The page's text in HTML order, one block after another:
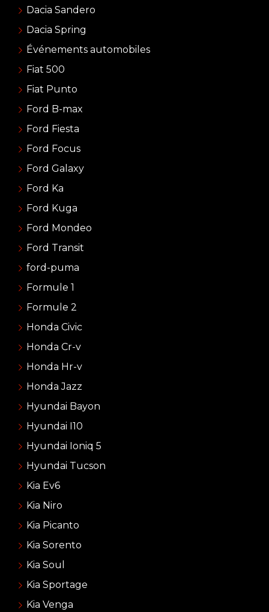
Dacia Sandero
Dacia Spring
Événements automobiles
Fiat 500
Fiat Punto
Ford B-max
Ford Fiesta
Ford Focus
Ford Galaxy
Ford Ka
Ford Kuga
Ford Mondeo
Ford Transit
ford-puma
Formule 1
Formule 2
Honda Civic
Honda Cr-v
Honda Hr-v
Honda Jazz
Hyundai Bayon
Hyundai I10
Hyundai Ioniq 5
Hyundai Tucson
Kia Ev6
Kia Niro
Kia Picanto
Kia Sorento
Kia Soul
Kia Sportage
Kia Venga